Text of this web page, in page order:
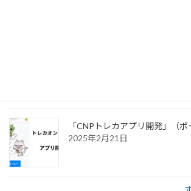
「CNPトレカアプリ開発」（ポ
2025年2月21日